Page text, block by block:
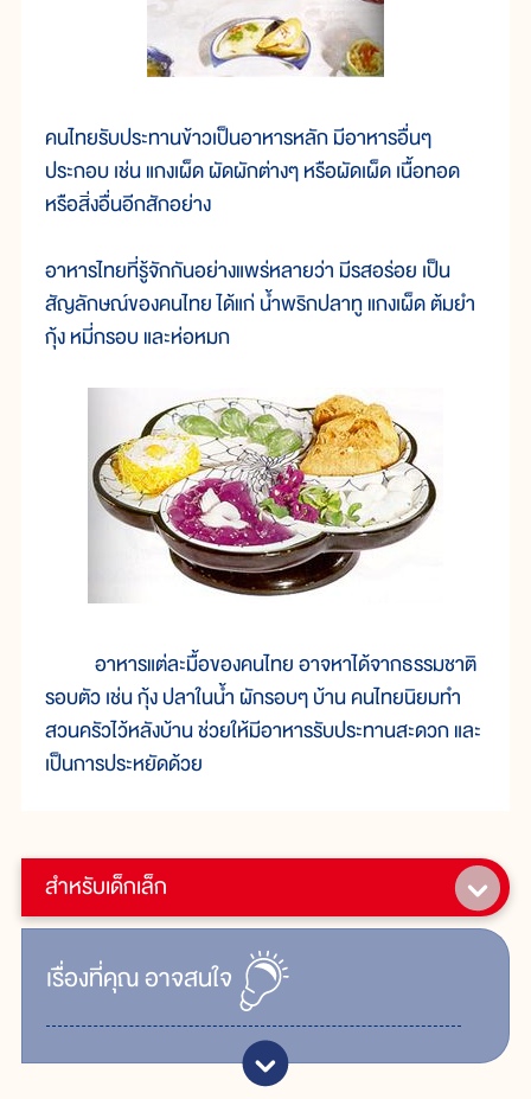
สำหรับเด็กเล็ก
เรื่ิองที่คุณอาจสนใจ
คนไทยรับประทานข้าวเป็นอาหารหลัก มีอาหารอื่นๆ
ประกอบ เช่น แกงเผ็ด ผัดผักต่างๆ หรือผัดเผ็ด เนื้อทอด
หรือสิ่งอื่นอีกสักอย่าง
อาหารไทยที่รู้จักกันอย่างแพร่หลายว่า มีรสอร่อย เป็น
สัญลักษณ์ของคนไทย ได้แก่ น้ำพริกปลาทู แกงเผ็ด ต้มยำ
กุ้ง หมี่กรอบ และห่อหมก
อาหารแต่ละมื้อของคนไทย อาจหาได้จากธรรมชาติ
รอบตัว เช่น กุ้ง ปลาในน้ำ ผักรอบๆ บ้าน คนไทยนิยมทำ
สวนครัวไว้หลังบ้าน ช่วยให้มีอาหารรับประทานสะดวก และ
เป็นการประหยัดด้วย